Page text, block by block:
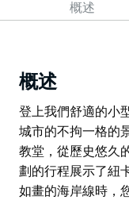
概述
概述
登上我們舒適的小
城市的不拘一格的
教堂，從歷史悠久
劃的行程展示了紐
如畫的海岸線時，